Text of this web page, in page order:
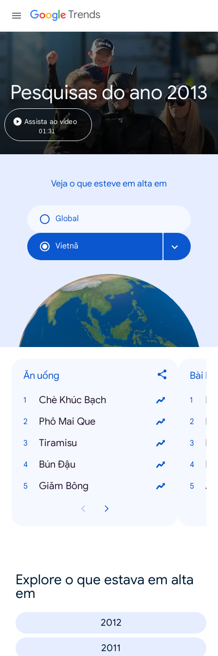
Trends
Pesquisas do ano 2013
Assista ao vídeo
01:31
Veja o que esteve em alta em
Global
Vietnã
Ăn uống
Chè Khúc Bạch
Phô Mai Que
Tiramisu
Bún Đậu
Giăm Bông
Bài
Explore o que estava em alta
em
2012
2011